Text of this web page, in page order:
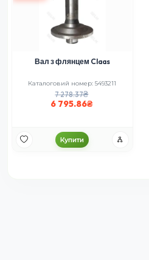
Вал з флянцем Claas
Каталоговий номер: 5493211
7 278.37
6 795.86
Купити